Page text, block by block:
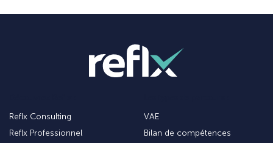
Reflx Consulting
Reflx Professionnel
VAE
Bilan de compétences